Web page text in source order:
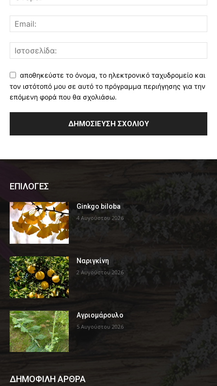
αποθηκεύστε το όνομα, το ηλεκτρονικό ταχυδρομείο και
τον ιστότοπό μου σε αυτό το πρόγραμμα περιήγησης για την
επόμενη φορά που θα σχολιάσω.
ΕΠΙΛΟΓΕΣ
Ginkgo biloba
4 Αυγούστου 2026
Ναριγκίνη
2 Αυγούστου 2026
Αγριομάρουλο
5 Αυγούστου 2026
ΔΗΜΟΦΙΛΗ ΑΡΘΡΑ